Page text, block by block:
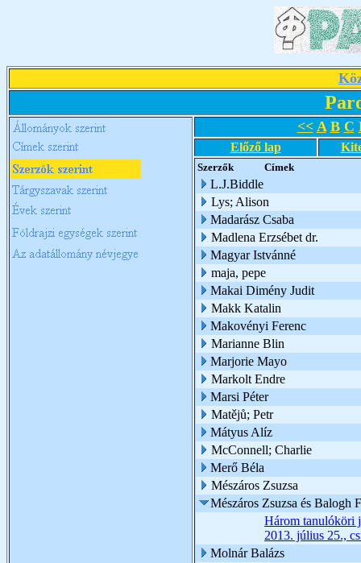
<< A B C
Előző lap
Szerzők Címek
L.J.Biddle
Lys; Alison
Madarász Csaba
Madlena Erzsébet dr.
Magyar Istvánné
maja, pepe
Makai Dimény Judit
Makk Katalin
Makovényi Ferenc
Marianne Blin
Marjorie Mayo
Markolt Endre
Marsi Péter
Matějů; Petr
Mátyus Alíz
McConnell; Charlie
Merő Béla
Mészáros Zsuzsa
Mészáros Zsuzsa és Balogh
Három tanulóköri
2013. július 25.,
Molnár Balázs